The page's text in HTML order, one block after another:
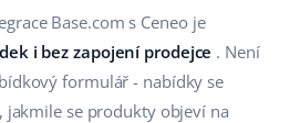
Base.com s Ceneo je
i bez zapojení prodejce . Není
formulář - nabídky se
se produkty objeví na